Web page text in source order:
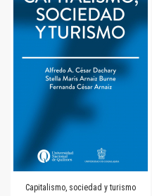
Capitalismo, sociedad y turismo